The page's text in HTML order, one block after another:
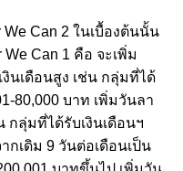
We Can 2 ในเบื้องต้นนั้น
Can 1 คือ จะเพิ่ม
นเดือนสูง เช่น กลุ่มที่ได้
80,000 บาท เพิ่มวันลา
กลุ่มที่ได้รับเงินเดือนฯ
กเดิม 9 วันต่อเดือนเป็น